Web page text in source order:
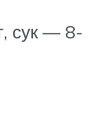
сук — 8-